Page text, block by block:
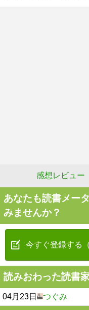
感想レビュー
あなたも読書メー
みませんか？
今すぐ登録する
読みおわった読書
04月23日 つぐみ